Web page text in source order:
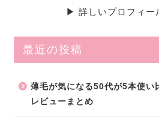
▶ 詳しいプロフィー
最近の投稿
薄毛が気になる50代が5本使い
レビューまとめ